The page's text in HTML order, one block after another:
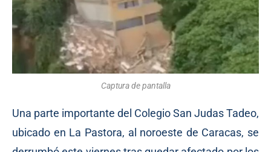
Captura de pantalla
Una parte importante del Colegio San Judas Tadeo,
ubicado en La Pastora, al noroeste de Caracas, se